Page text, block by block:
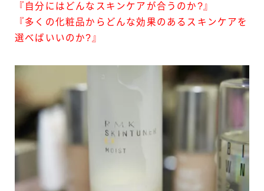
『自分にはどんなスキンケアが合うのか?』
『多くの化粧品からどんな効果のあるスキンケアを
選べばいいのか?』